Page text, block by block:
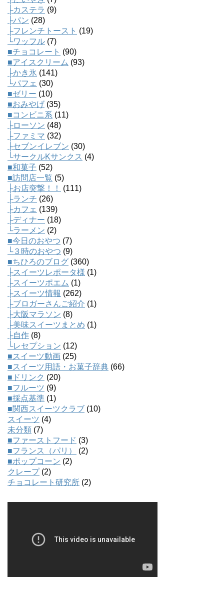
├カステラ (9)
├パン (28)
├フレンチトースト (19)
└ワッフル (7)
■チョコレート (90)
■アイスクリーム (93)
├かき氷 (141)
└パフェ (30)
■ゼリー (10)
■おみやげ (35)
■コンビニ系 (11)
├ローソン (48)
├ファミマ (32)
├セブンイレブン (30)
└サークルKサンクス (4)
■和菓子 (52)
■訪問店一覧 (5)
├お店突撃！！
(111)
├ランチ (26)
├カフェ (139)
├ディナー (18)
└ラーメン (2)
■今日のおやつ (7)
└３時のおやつ (9)
■ちひろのブログ (360)
├スイーツレポータ様 (1)
├スイーツポエム (1)
├スイーツ情報 (262)
├ブロガーさんご紹介 (1)
├大阪マラソン (8)
├美味スイーツまとめ (1)
├自作 (8)
└レセプション (12)
■スイーツ動画 (25)
■スイーツ用語・お菓子辞典 (66)
■ドリンク (20)
■フルーツ (9)
■採点基準 (1)
■関西スイーツクラブ (10)
スイーツ (4)
未分類 (7)
■ファーストフード (3)
■フランス（パリ）
(2)
■ポップコーン (2)
クレープ(2)
チョコレート研究所 (2)